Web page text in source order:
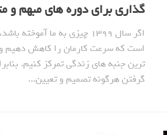
گذاری برای دوره های مبهم و
اگر سال 1399 چیزی به ما آموخته
است که سرعت کارمان را کاهش دهیم
ترین جنبه های زندگی تمرکز کنیم.
گرفتن هرگونه تصمیم و تعیین...